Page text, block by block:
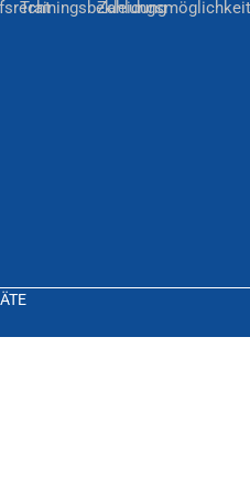
Trainingsbekleidung